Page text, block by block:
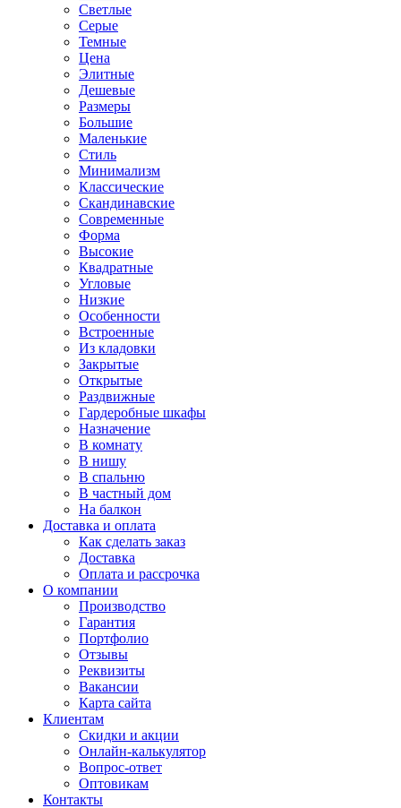
Светлые
Серые
Темные
Цена
Элитные
Дешевые
Размеры
Большие
Маленькие
Стиль
Минимализм
Классические
Скандинавские
Современные
Форма
Высокие
Квадратные
Угловые
Низкие
Особенности
Встроенные
Из кладовки
Закрытые
Открытые
Раздвижные
Гардеробные шкафы
Назначение
В комнату
В нишу
В спальню
В частный дом
На балкон
Доставка и оплата
Как сделать заказ
Доставка
Оплата и рассрочка
О компании
Производство
Гарантия
Портфолио
Отзывы
Реквизиты
Вакансии
Карта сайта
Клиентам
Скидки и акции
Онлайн-калькулятор
Вопрос-ответ
Оптовикам
Контакты